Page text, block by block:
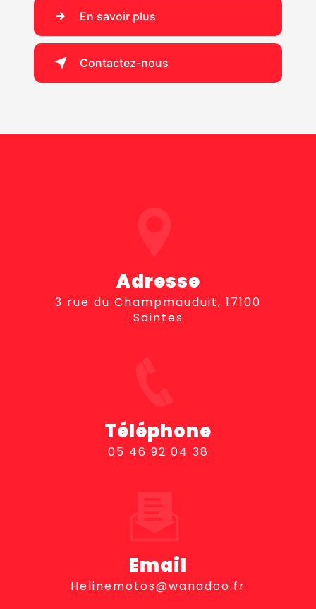
En savoir plus
Contactez-nous
Adresse
3 rue du Champmauduit, 17100
Saintes
Téléphone
05 46 92 04 38
Email
helinemotos@wanadoo.fr